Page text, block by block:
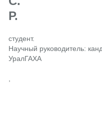
Р.
студент.
Научный руководитель:
УралГАХА